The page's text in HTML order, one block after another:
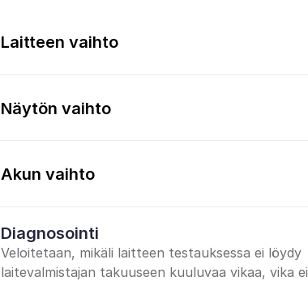
Laitteen vaihto
Näytön vaihto
Akun vaihto
Diagnosointi
Veloitetaan, mikäli laitteen testauksessa ei löydy
laitevalmistajan takuuseen kuuluvaa vikaa, vika ei